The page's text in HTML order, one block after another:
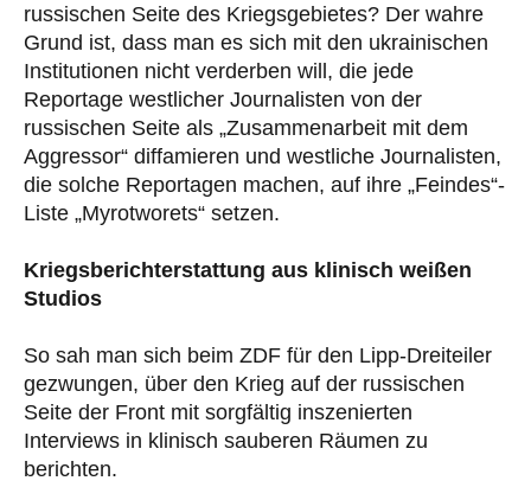
russischen Seite des Kriegsgebietes? Der wahre
Grund ist, dass man es sich mit den ukrainischen
Institutionen nicht verderben will, die jede
Reportage westlicher Journalisten von der
russischen Seite als „Zusammenarbeit mit dem
Aggressor“ diffamieren und westliche Journalisten,
die solche Reportagen machen, auf ihre „Feindes“-
Liste „Myrotworets“ setzen.
Kriegsberichterstattung aus klinisch weißen
Studios
So sah man sich beim ZDF für den Lipp-Dreiteiler
gezwungen, über den Krieg auf der russischen
Seite der Front mit sorgfältig inszenierten
Interviews in klinisch sauberen Räumen zu
berichten.